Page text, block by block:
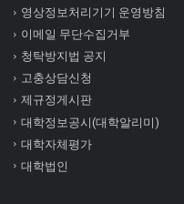
영상정보처리기기 운영방침
이메일 무단수집거부
청탁방지법 공지
고충상담신청
제규정게시판
대학정보공시(대학알리미)
대학자체평가
대학법인